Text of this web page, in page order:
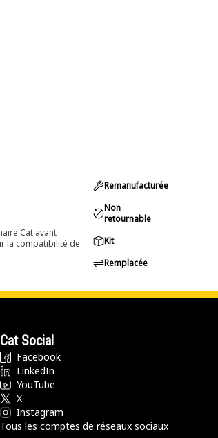
Cat avant
la compatibilité de
Remanufacturée
Non
retournable
Kit
Remplacée
Cat Social
Facebook
LinkedIn
YouTube
X
Instagram
Tous les comptes de réseaux sociaux